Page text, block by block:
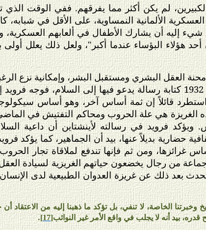
لم يكن أكثر مما يفرقهم. ففي الوقت الذي
العسكرية الألمانية النمساوية، على الأقل في
إليه أن يشارك الأطفال في ألعابهم العسكرية،
أحد هؤلاء البؤساء عندما أكبر"، ولعل ذلك يعلل
العقل البشري ومستقبل البشر، وإمكانية نزع
التمس أينشتاين من فرويد عام 1932 كتابة رسالة يدعو فيها إلى
واستطرد قائلاً إن ثمة أساس آخر، وهو أساس
الغريزة هي علة الحروب ومحاكم التفتيش في
ويؤكد فرويد في رسالته لأينشتاين أن داعية
حضارية بديلاً عنها، بيد أن الجماهير، كما يؤكد
غرائزها، ومن ثم فإنها تندفع لملاقاة تجار
جماعة من رجال يخضعون حياتهم الغريزية لسيادة
بعد ذلك عن غريزة العدوان الطبيعية لدى
الخاصة، لا تنفي، بل تؤكد ما ذهبنا إليه من الاعتقاد
بيد أنه لا يجلب في واقع الأمر غير النوائب[17]
.